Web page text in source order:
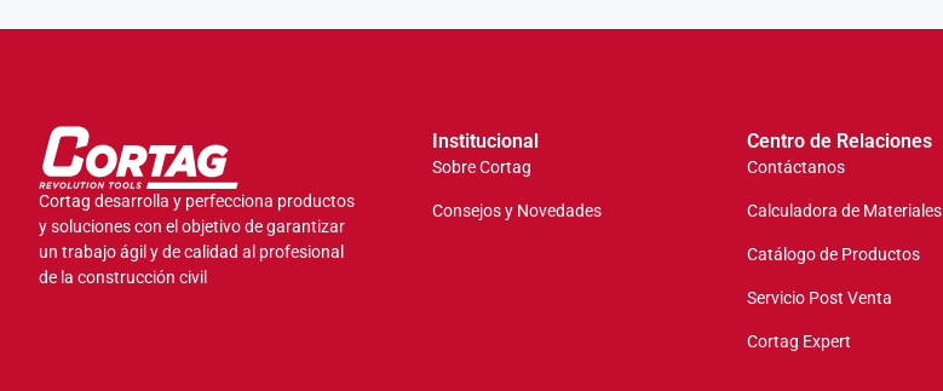
Cortag desarrolla y perfecciona productos
y soluciones con el objetivo de garantizar
un trabajo ágil y de calidad al profesional
de la construcción civil
Institucional
Sobre Cortag
Consejos y Novedades
Centro de Relaciones
Contáctanos
Calculadora de Materiales
Catálogo de Productos
Servicio Post Venta
Cortag Expert